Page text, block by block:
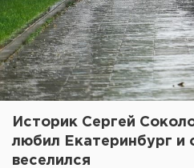
Историк Сергей
любил Екатеринбург и
веселился